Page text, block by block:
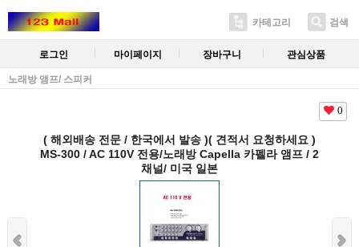
카테고리 검색
로그인 마이페이지 장바구니 관심상품
노래방 앰프/ 스피커
0
( 해외배송 전문 / 한국에서 발송 )( 견적서 요청하세요 )
MS-300 / AC 110V 전용/노래방 Capella 카펠라 앰프 / 2
채널/ 미국 일본